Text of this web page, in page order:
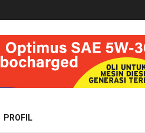
PROFIL